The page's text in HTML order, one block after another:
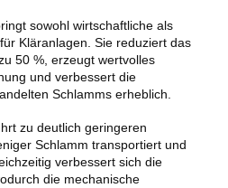
sowohl wirtschaftliche als
Kläranlagen. Sie reduziert das
50 %, erzeugt wertvolles
und verbessert die
Schlamms erheblich.
zu deutlich geringeren
Schlamm transportiert und
verbessert sich die
die mechanische